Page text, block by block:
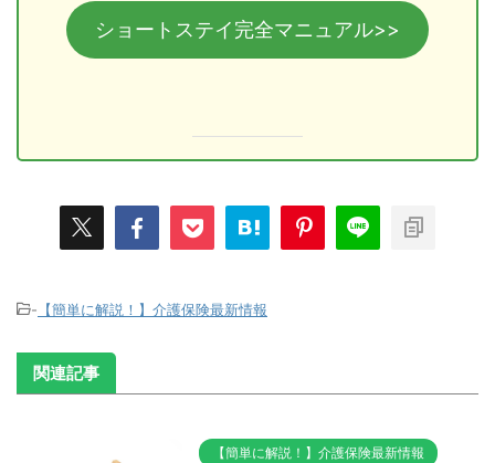
ショートステイ完全マニュアル>>
- 【簡単に解説！】介護保険最新情報
関連記事
【簡単に解説！】介護保険最新情報